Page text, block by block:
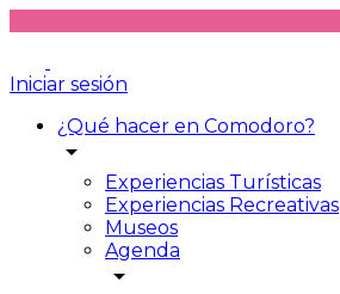
Iniciar sesión
¿Qué hacer en Comodoro?
arrow_drop_down
Experiencias Turísticas
Experiencias Recreativas
Museos
Agenda
arrow_drop_down